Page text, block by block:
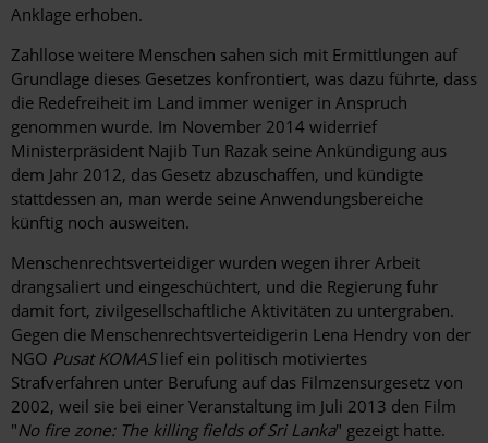
Anklage erhoben.
Zahllose weitere Menschen sahen sich mit Ermittlungen auf
Grundlage dieses Gesetzes konfrontiert, was dazu führte, dass
die Redefreiheit im Land immer weniger in Anspruch
genommen wurde. Im November 2014 widerrief
Ministerpräsident Najib Tun Razak seine Ankündigung aus
dem Jahr 2012, das Gesetz abzuschaffen, und kündigte
stattdessen an, man werde seine Anwendungsbereiche
künftig noch ausweiten.
Menschenrechtsverteidiger wurden wegen ihrer Arbeit
drangsaliert und eingeschüchtert, und die Regierung fuhr
damit fort, zivilgesellschaftliche Aktivitäten zu untergraben.
Gegen die Menschenrechtsverteidigerin Lena Hendry von der
NGO Pusat KOMASlief ein politisch motiviertes
Strafverfahren unter Berufung auf das Filmzensurgesetz von
2002, weil sie bei einer Veranstaltung im Juli 2013 den Film
"No fire zone: The killing fields of Sri Lanka" gezeigt hatte.